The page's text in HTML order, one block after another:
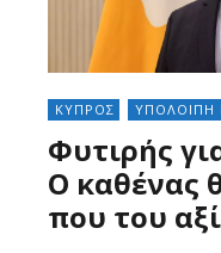
ΚΥΠΡΟΣ ΥΠΟΛΟΙΠΗ
Φυτιρής
Ο καθένας
που του